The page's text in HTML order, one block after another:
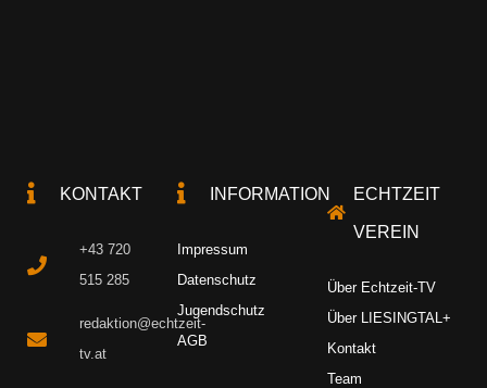
KONTAKT
+43 720
515 285
redaktion@echtzeit-
tv.at
INFORMATION
Impressum
Datenschutz
Jugendschutz
AGB
ECHTZEIT
VEREIN
Über Echtzeit-TV
Über LIESINGTAL+
Kontakt
Team